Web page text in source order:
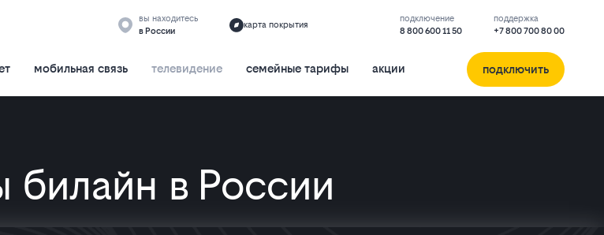
вы находитесь
в России
карта покрытия
подключение
8 800 600 11 50
поддержка
+7 800 700 80 00
мобильная связь телевидение семейные тарифы акции подключить
билайн в России